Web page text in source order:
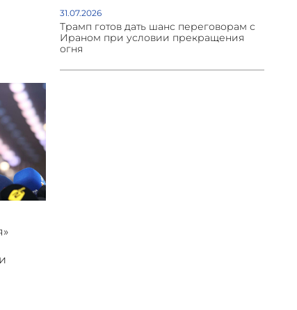
31.07.2026
Трамп готов дать шанс переговорам с
Ираном при условии прекращения
огня